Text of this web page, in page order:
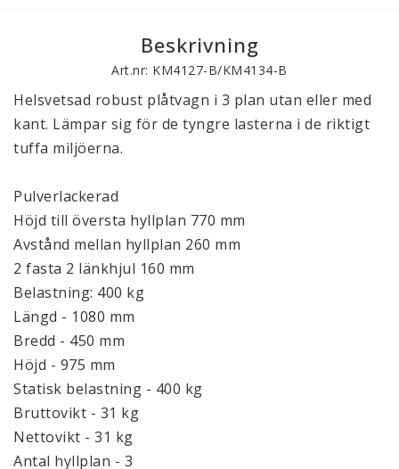
Beskrivning
Art.nr: KM4127-B/KM4134-B
Helsvetsad robust plåtvagn i 3 plan utan eller med
kant. Lämpar sig för de tyngre lasterna i de riktigt
tuffa miljöerna.
Pulverlackerad
Höjd till översta hyllplan 770 mm
Avstånd mellan hyllplan 260 mm
2 fasta 2 länkhjul 160 mm
Belastning: 400 kg
Längd - 1080 mm
Bredd - 450 mm
Höjd - 975 mm
Statisk belastning - 400 kg
Bruttovikt - 31 kg
Nettovikt - 31 kg
Antal hyllplan - 3